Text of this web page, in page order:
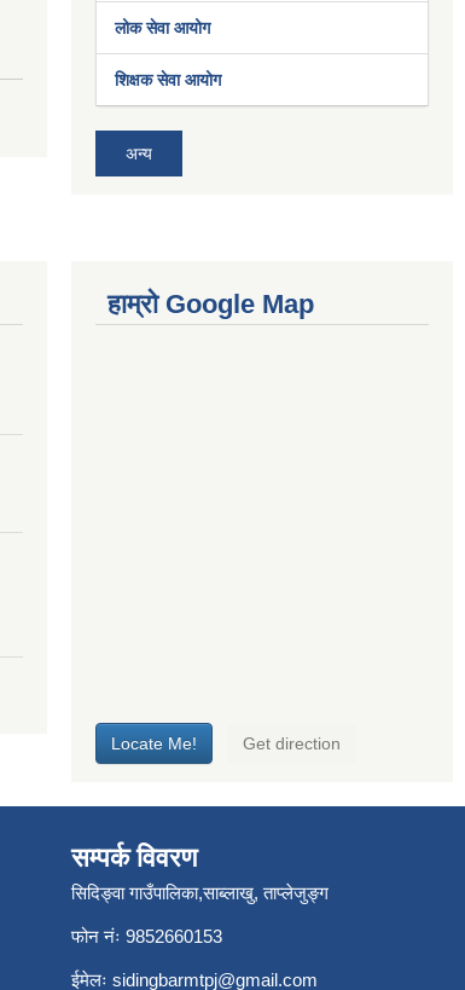
लोक सेवा आयोग
शिक्षक सेवा आयोग
अन्य
हाम्रो Google Map
सम्पर्क विवरण
सिदिङ्वा गाउँपालिका,साब्लाखु, ताप्लेजुङ्ग
फोन नंः 9852660153
ईमेलः sidingbarmtpj@gmail.com